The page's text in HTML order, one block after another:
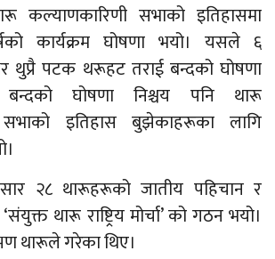
कल्याणकारिणी सभाको इतिहासमा
कार्यक्रम घोषणा भयो। यसले ६
थुप्रै पटक थरूहट तराई बन्दको घोषणा
घोषणा निश्चय पनि थारू
सभाको इतिहास बुझेकाहरूका लागि
२८ थारूहरूको जातीय पहिचान र
थारू राष्ट्रिय मोर्चा’ को गठन भयो।
थारूले गरेका थिए।